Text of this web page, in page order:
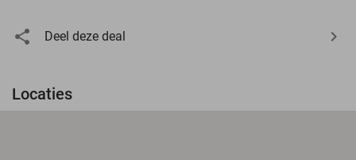
Deel deze deal
Locaties